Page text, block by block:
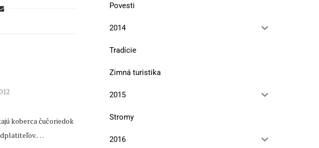
koberca čučoriedok
…
Povesti
2014
Tradície
Zimná turistika
2015
Stromy
2016